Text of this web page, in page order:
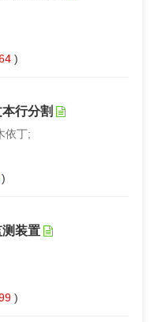
)
行分割
依丁;
)
装置
)